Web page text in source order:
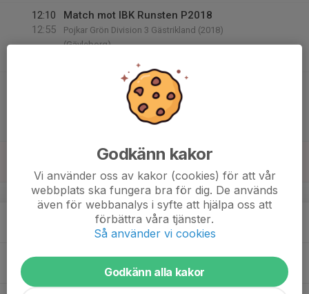
12:10
12:55
Match mot IBK Runsten P2018
Pojkar Grön Division 3 Gästrikland (2018)
(Gävleborg)
Match mot IK Sätra P18-19
Pojkar Grön Division 3 Gästrikland (2018)
v.3
Tis
Godkänn kakor
Vi använder oss av kakor (cookies) för att vår
webbplats ska fungera bra för dig. De används
även för webbanalys i syfte att hjälpa oss att
förbättra våra tjänster.
Så använder vi cookies
Godkänn alla kakor